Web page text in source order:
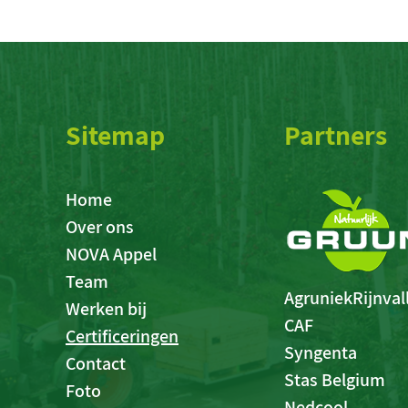
Sitemap
Home
Over ons
NOVA Appel
Team
Werken bij
Certificeringen
Contact
Foto
Partners
CAF
Syngenta
Stas Belgium